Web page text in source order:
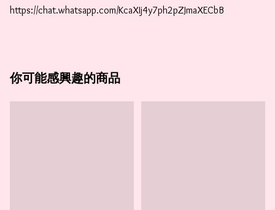
https://chat.whatsapp.com/KcaXIj4y7ph2pZJmaXECbB
你可能感興趣的商品